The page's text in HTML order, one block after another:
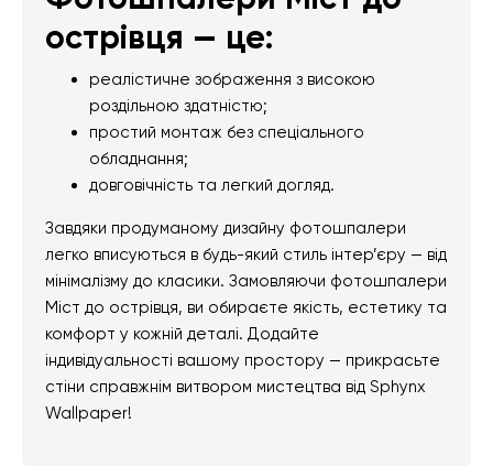
острівця — це:
реалістичне зображення з високою
роздільною здатністю;
простий монтаж без спеціального
обладнання;
довговічність та легкий догляд.
Завдяки продуманому дизайну фотошпалери
легко вписуються в будь-який стиль інтер’єру — від
мінімалізму до класики. Замовляючи фотошпалери
Міст до острівця, ви обираєте якість, естетику та
комфорт у кожній деталі. Додайте
індивідуальності вашому простору — прикрасьте
стіни справжнім витвором мистецтва від Sphynx
Wallpaper!